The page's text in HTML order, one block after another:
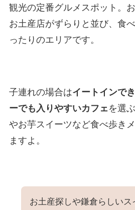
観光の定番グルメスポット。
お土産店がずらりと並び、食
ったりのエリアです。
子連れの場合はイートインで
ーでも入りやすいカフェ を選
やお芋スイーツなど食べ歩き
ますよ。
お土産探しや鎌倉らしいス